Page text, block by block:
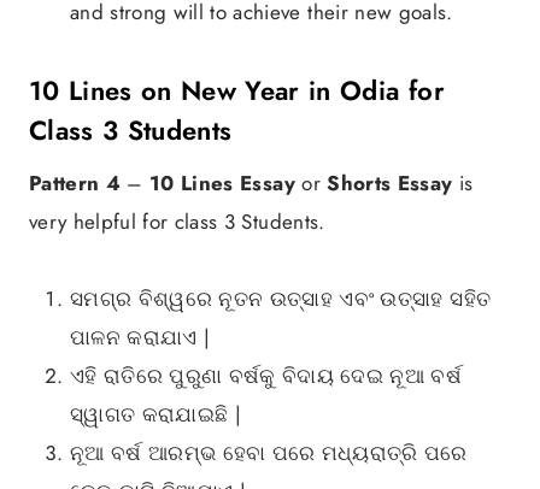
and strong will to achieve their new goals.
10 Lines on New Year in Odia for
Class 3 Students
Pattern 4 – 10 Lines EssayorShorts Essay is
very helpful for class 3 Students.
ସମଗ୍ର ବିଶ୍ୱରେ ନୂତନ ଉତ୍ସାହ ଏବଂ ଉତ୍ସାହ ସହିତ
ପାଳନ କରାଯାଏ |
ଏହି ରାତିରେ ପୁରୁଣା ବର୍ଷକୁ ବିଦାୟ ଦେଇ ନୂଆ ବର୍ଷ
ସ୍ୱାଗତ କରାଯାଇଛି |
ନୂଆ ବର୍ଷ ଆରମ୍ଭ ହେବା ପରେ ମଧ୍ୟରାତ୍ରି ପରେ